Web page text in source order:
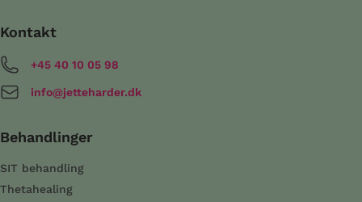
Kontakt
+45 40 10 05 98
info@jetteharder.dk
Behandlinger
SIT behandling
Thetahealing